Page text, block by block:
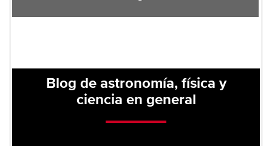
Blog de astronomía, física y
ciencia en general